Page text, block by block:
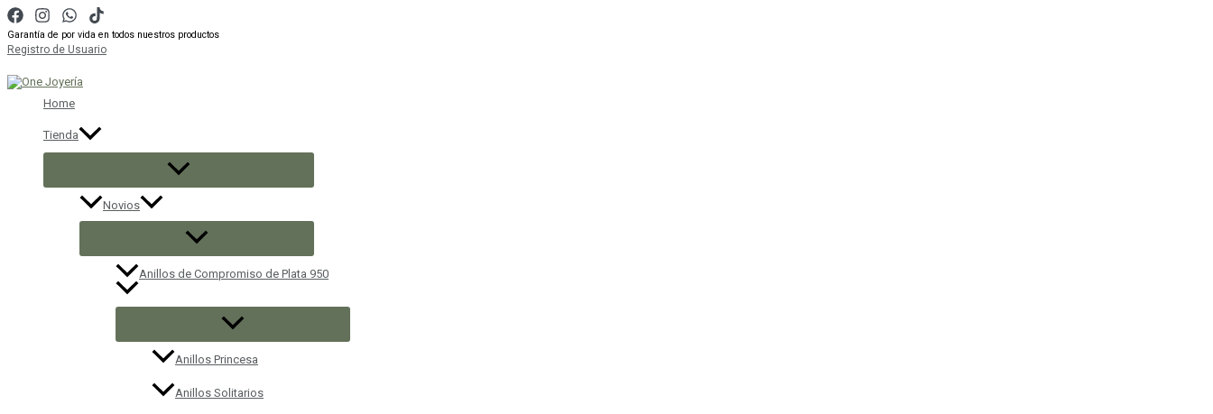
Ir
al
contenido
Garantía de por vida en todos nuestros productos
Registro de Usuario
Home
Tienda
Novios
Anillos de Compromiso de Plata 950
Anillos Princesa
Anillos Solitarios